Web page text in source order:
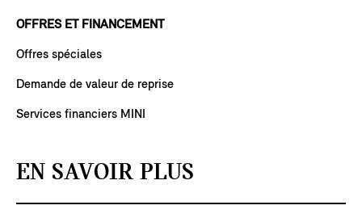
OFFRES ET FINANCEMENT
Offres spéciales
Demande de valeur de reprise
Services financiers MINI
EN SAVOIR PLUS